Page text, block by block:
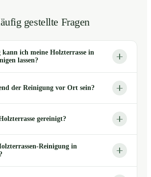
gestellte Fragen
ich meine Holzterrasse in
lassen?
der Reinigung vor Ort sein?
gereinigt?
Reinigung in